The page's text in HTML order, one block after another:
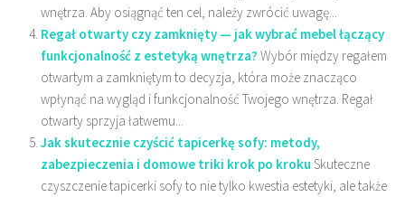
wnętrza. Aby osiągnąć ten cel, należy zwrócić uwagę...
Regał otwarty czy zamknięty — jak wybrać mebel łączący
funkcjonalność z estetyką wnętrza? Wybór między regałem
otwartym a zamkniętym to decyzja, która może znacząco
wpłynąć na wygląd i funkcjonalność Twojego wnętrza. Regał
otwarty sprzyja łatwemu...
Jak skutecznie czyścić tapicerkę sofy: metody,
zabezpieczenia i domowe triki krok po kroku Skuteczne
czyszczenie tapicerki sofy to nie tylko kwestia estetyki, ale także